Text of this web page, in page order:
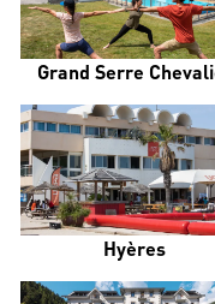
Grand Serre
Hyères